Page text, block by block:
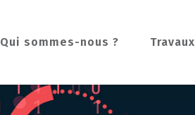
Qui sommes-nous ? Travaux